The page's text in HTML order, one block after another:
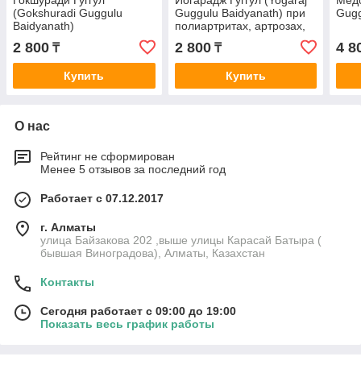
(Gokshuradi Guggulu
Baidyanath)
2 800 ₸
Купить
Guggulu Baidyanath) при
полиартритах, артрозах,
радикулитах и т.д.
2 800₸
Купить
4
О нас
Рейтинг не сформирован
Менее 5 отзывов за последний год
Работает с 07.12.2017
г. Алматы
улица Байзакова 202 ,выше улицы Карасай Батыра (
бывшая Виноградова), Алматы, Казахстан
Контакты
Сегодня работает с 09:00 до 19:00
Показать весь график работы